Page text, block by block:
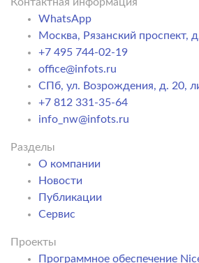
WhatsApp
Москва, Рязанский проспект,
+7 495 744-02-19
office@infots.ru
СПб, ул. Возрождения, д. 20,
+7 812 331-35-64
info_nw@infots.ru
Разделы
О компании
Новости
Публикации
Сервис
Проекты
Программное обеспечение